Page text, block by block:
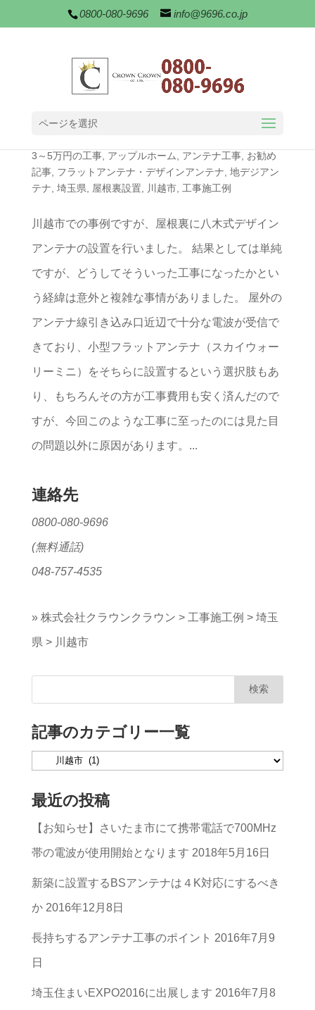
0800-080-9696 info@9696.co.jp
ページを選択
3～5万円の工事, アップルホーム アンテナ工事, お勧め
記事, フラットアンテナ・デザインアンテナ 地デジアン
テナ 埼玉県 屋根裏設置 川越市, 工事施工例
川越市での事例ですが、屋根裏に八木式デザイン
アンテナの設置を行いました。 結果としては単純
ですが、どうしてそういった工事になったかとい
う経緯は意外と複雑な事情がありました。 屋外の
アンテナ線引き込み口近辺で十分な電波が受信で
きており、小型フラットアンテナ（スカイウォー
リーミニ）をそちらに設置するという選択肢もあ
り、もちろんその方が工事費用も安く済んだので
すが、今回このような工事に至ったのには見た目
の問題以外に原因があります。...
連絡先
0800-080-9696
(無料通話)
048-757-4535
» 株式会社クラウンクラウン > 工事施工例 > 埼玉
県 > 川越市
記事のカテゴリー一覧
の
カ
テ
ゴ
リ
ー
一
最近の投稿
【お知らせ】さいたま市にて携帯電話で700MHz
帯の電波が使用開始となります 2018年5月16日
新築に設置するBSアンテナは４K対応にするべき
か 2016年12月8日
長持ちするアンテナ工事のポイント 2016年7月9
日
埼玉住まいEXPO2016に出展します 2016年7月8